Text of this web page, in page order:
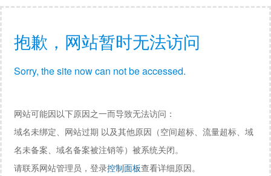
抱歉，网站暂时无法访问
Sorry, the site now can not be accessed.
网站可能因以下原因之一而导致无法访问：
域名未绑定、网站过期 以及其他原因（空间超标、流量超标、域
名未备案、域名备案被注销等）被系统关闭。
请联系网站管理员，登录控制面板查看详细原因。